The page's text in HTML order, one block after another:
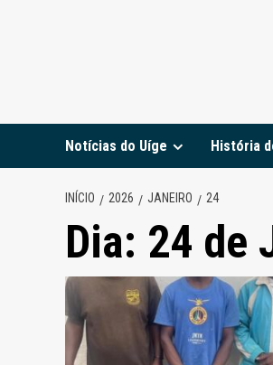
Notícias do Uíge História
INÍCIO 2026 JANEIRO 24
Dia: 24 de